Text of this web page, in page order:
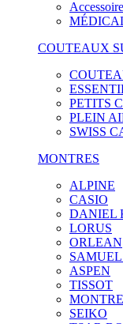
COUTEAUX
PETITS
PLEIN
SWISS
MONTRES
ALPINE
CASIO
DANIEL
LORUS
ORLEAN
ASPEN
TISSOT
SEIKO